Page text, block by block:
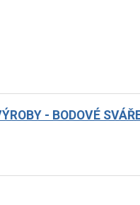
- BODOVÉ